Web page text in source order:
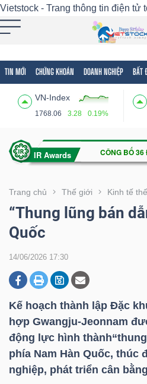
Vietstock - Trang thông tin điện tử
TIN MỚI CHỨNG KHOÁN DOANH NGHIỆP BẤT
VN-Index
1768.06 3.28 0.19%
Trang chủ Thế giới Kinh tế
“Thung lũng bán
Quốc
14/06/2026 17:30
Kế hoạch thành lập Đặc
hợp Gwangju-Jeonnam
động lực hình
phía Nam Hàn Quốc, thúc
nghiệp, phát triển cân
Tất cả Tính năng Ngành
Tính
(-)
VIETSTOCK
CHỨNG
DOANH
NGHIỆP
BẤT